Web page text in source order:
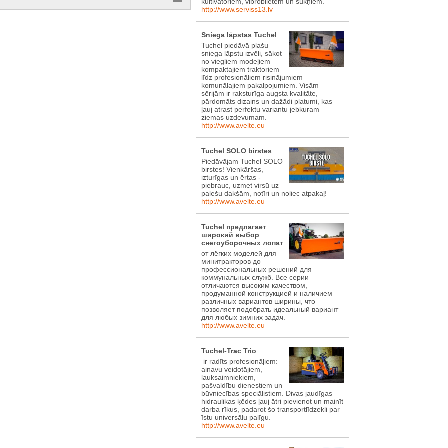
http://www.serviss13.lv
Sniega lāpstas Tuchel
Tuchel piedāvā plašu
sniega lāpstu izvēli, sākot
no viegliem modeļiem
kompaktajiem traktoriem
līdz profesionāliem risinājumiem
komunālajiem pakalpojumiem. Visām
sērijām ir raksturīga augsta kvalitāte,
pārdomāts dizains un dažādi platumi, kas
ļauj atrast perfektu variantu jebkuram
ziemas uzdevumam.
http://www.avelte.eu
Tuchel SOLO birstes
Piedāvājam Tuchel SOLO
birstes! Vienkāršas,
izturīgas un ērtas -
piebrauc, uzmet virsū uz
palešu dakšām, notīri un noliec atpakaļ!
http://www.avelte.eu
Tuchel предлагает
широкий выбор
снегоуборочных лопат
от лёгких моделей для
минитракторов до
профессиональных решений для
коммунальных служб. Все серии
отличаются высоким качеством,
продуманной конструкцией и наличием
различных вариантов ширины, что
позволяет подобрать идеальный вариант
для любых зимних задач.
http://www.avelte.eu
Tuchel-Trac Trio
ir radīts profesionāļiem:
ainavu veidotājiem,
lauksaimniekiem,
pašvaldību dienestiem un
būvniecības speciālistiem. Divas jaudīgas
hidraulikas ķēdes ļauj ātri pievienot un mainīt
darba rīkus, padarot šo transportlīdzekli par
īstu universālu palīgu.
http://www.avelte.eu